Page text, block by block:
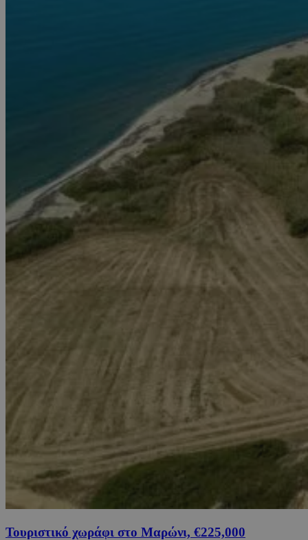
Τουριστικό χωράφι στο Μαρώνι, €225,000